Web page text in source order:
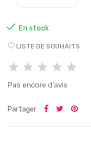
 En stock
LISTE DE SOUHAITS
Pas encore d'avis
Partager